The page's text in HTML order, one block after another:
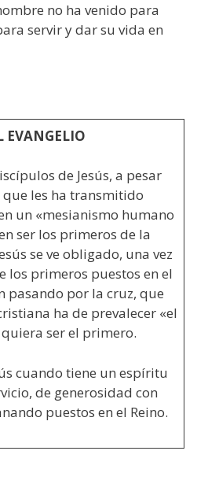
no ha venido para
servir y dar su vida en
EVANGELIO
de Jesús, a pesar
que les ha transmitido
un «mesianismo humano
ser los primeros de la
se ve obligado, una vez
los primeros puestos en el
pasando por la cruz, que
ha de prevalecer «el
ser el primero.
cuando tiene un espíritu
de generosidad con
puestos en el Reino.